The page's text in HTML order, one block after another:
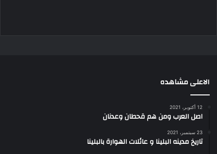
الاعلى مشاهده
12 أكتوبر، 2021
اصل العرب ومن هم قحطان وعدنان
23 سبتمبر، 2021
تاريخ مدينه البلينا و عائلات الهوارة بالبلينا